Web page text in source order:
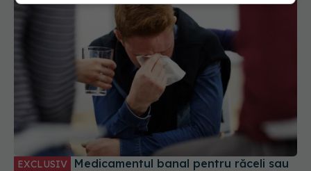
EXCLUSIV Medicamentul banal pentru răceli sau
infecții, nociv pentru sănătate. Anca Crupariu:
Efect dramatic